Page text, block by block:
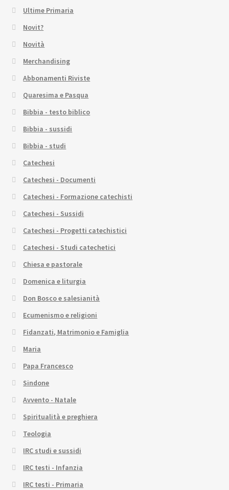
Ultime Primaria
Novit?
Novità
Merchandising
Abbonamenti Riviste
Quaresima e Pasqua
Bibbia - testo biblico
Bibbia - sussidi
Bibbia - studi
Catechesi
Catechesi - Documenti
Catechesi - Formazione catechisti
Catechesi - Sussidi
Catechesi - Progetti catechistici
Catechesi - Studi catechetici
Chiesa e pastorale
Domenica e liturgia
Don Bosco e salesianità
Ecumenismo e religioni
Fidanzati, Matrimonio e Famiglia
Maria
Papa Francesco
Sindone
Avvento - Natale
Spiritualità e preghiera
Teologia
IRC studi e sussidi
IRC testi - Infanzia
IRC testi - Primaria